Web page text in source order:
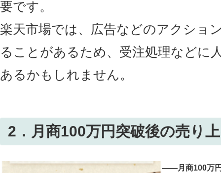
要です。
楽天市場では、広告などのアクショ
ることがあるため、受注処理などに
あるかもしれません。
2．月商100万円突破後の売り
――月商100万円